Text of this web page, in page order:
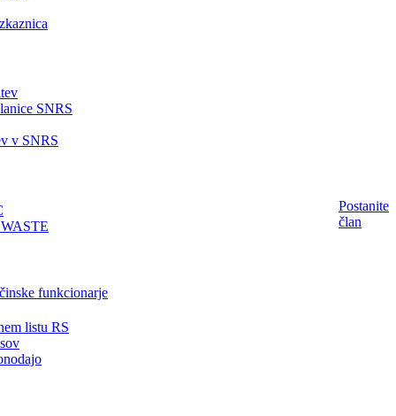
SNRS
v SNRS
funkcionarje
listu RS
Postanite
član